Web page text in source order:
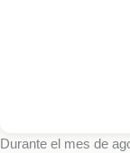
Durante el mes de